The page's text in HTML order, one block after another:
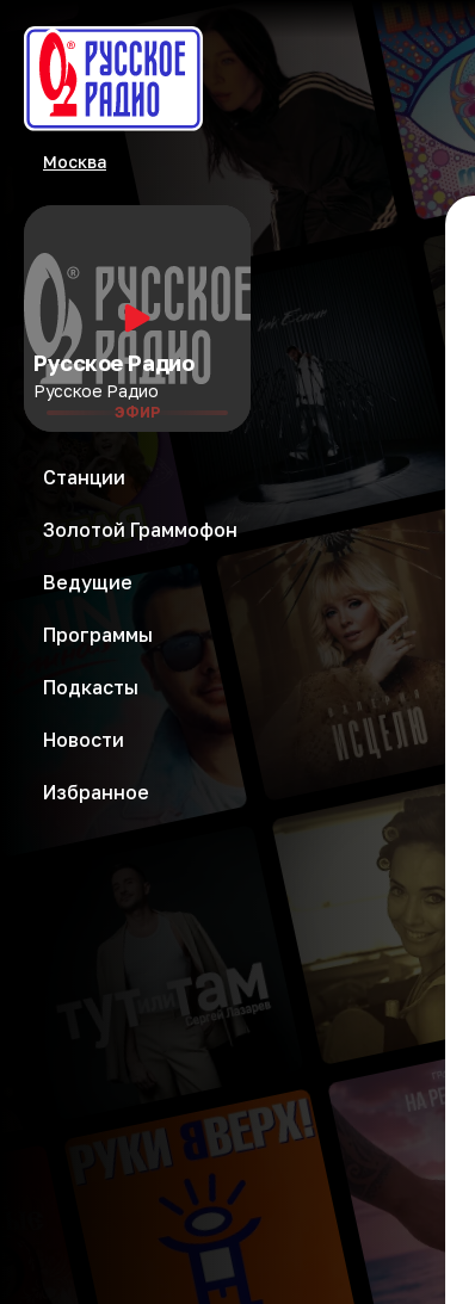
Москва
Русское Радио
Русское Радио
ЭФИР
Станции
Золотой Граммофон
Ведущие
Программы
Подкасты
Новости
Избранное